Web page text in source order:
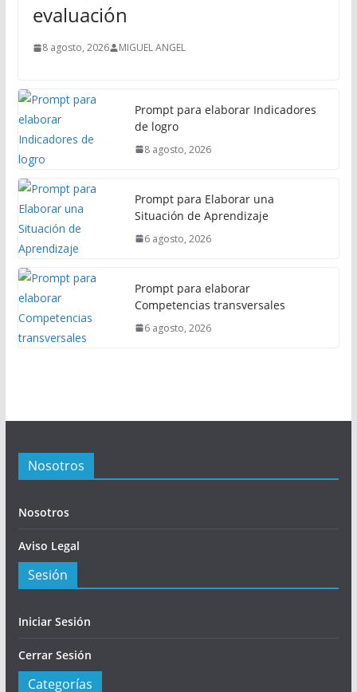
evaluación
8 agosto, 2026 MIGUEL ANGEL
Prompt para elaborar Indicadores
de logro
8 agosto, 2026
Prompt para Elaborar una
Situación de Aprendizaje
6 agosto, 2026
Prompt para elaborar
Competencias transversales
6 agosto, 2026
Nosotros
Nosotros
Aviso Legal
Sesión
Iniciar Sesión
Cerrar Sesión
Categorías